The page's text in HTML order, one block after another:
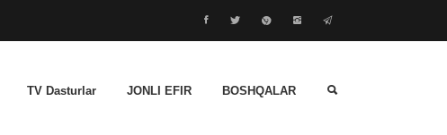
TV Dasturlar JONLI EFIR BOSHQALAR